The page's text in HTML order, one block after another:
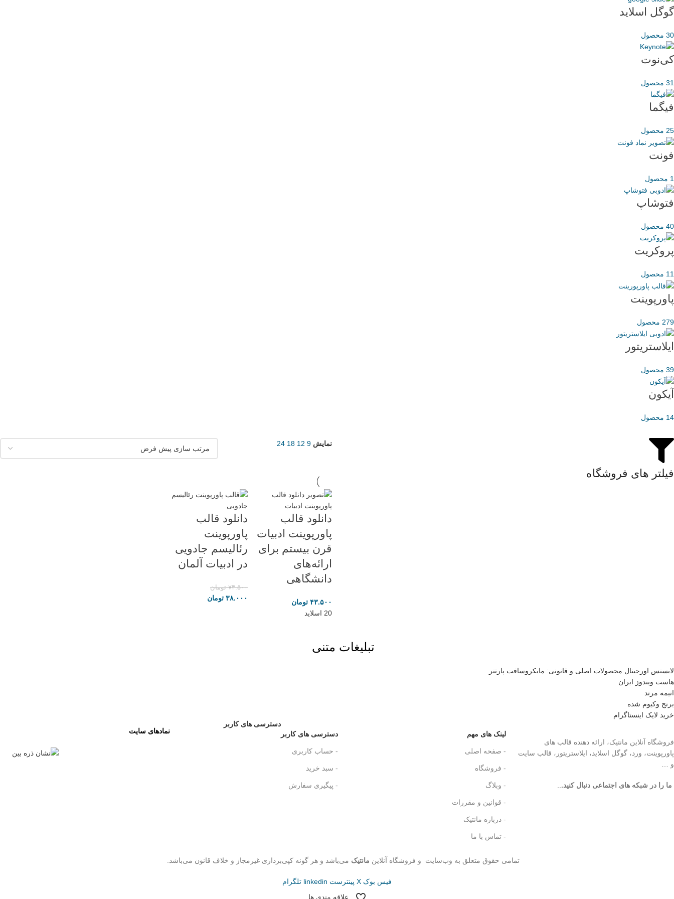
گوگل اسلاید
30 محصول
کی‌نوت
31 محصول
فیگما
25 محصول
فونت
1 محصول
فتوشاپ
40 محصول
پروکریت
11 محصول
پاورپوینت
279 محصول
ایلاستریتور
39 محصول
آیکون
14 محصول
فیلتر های فروشگاه
نمایش 9
12
18
24
دانلود قالب
پاورپوینت ادبیات
قرن بیستم برای
ارائه‌های
دانشگاهی
۴۳.۵۰۰ تومان
20 اسلاید
دانلود قالب
پاورپوینت
رئالیسم جادویی
در ادبیات آلمان
۷۳.۵۰۰ تومان
۳۸.۰۰۰ تومان
تبلیغات متنی
لایسنس اورجینال محصولات اصلی و قانونی: مایکروسافت پارتنر
هاست ویندوز ایران
انیمه مرتد
برنج وکیوم شده
خرید لایک اینستاگرام
فروشگاه آنلاین مانتیک، ارائه دهنده قالب های
پاورپوینت، ورد، گوگل اسلاید، ایلاستریتور، قالب سایت
و …
ما را در شبکه های اجتماعی دنبال کنید...
لینک های مهم
- صفحه اصلی
- فروشگاه
- وبلاگ
- قوانین و مقررات
- درباره مانتیک
- تماس با ما
دسترسی های کاربر
دسترسی های کاربر
- حساب کاربری
- سبد خرید
- پیگیری سفارش
نمادهای سایت
تمامی حقوق متعلق به وب‌سایت و فروشگاه‌ آنلاین مانتیک می‌باشد و هر گونه کپی‌برداری غیرمجاز و خلاف قانون می‌باشد.
فیس بوک X پینترست linkedin تلگرام
علاقه مندی ها